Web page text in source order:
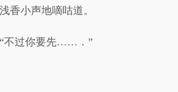
香小声地嘀咕道。
“不过你要先……．”